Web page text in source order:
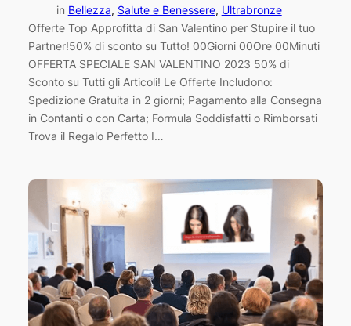
in Bellezza, Salute e Benessere, Ultrabronze
Offerte Top Approfitta di San Valentino per Stupire il tuo
Partner!50% di sconto su Tutto! 00Giorni 00Ore 00Minuti
OFFERTA SPECIALE SAN VALENTINO 2023 50% di
Sconto su Tutti gli Articoli! Le Offerte Includono:
Spedizione Gratuita in 2 giorni; Pagamento alla Consegna
in Contanti o con Carta; Formula Soddisfatti o Rimborsati
Trova il Regalo Perfetto I…